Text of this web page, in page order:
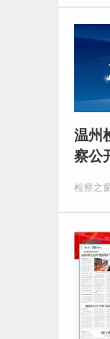
温州
察公
检察之